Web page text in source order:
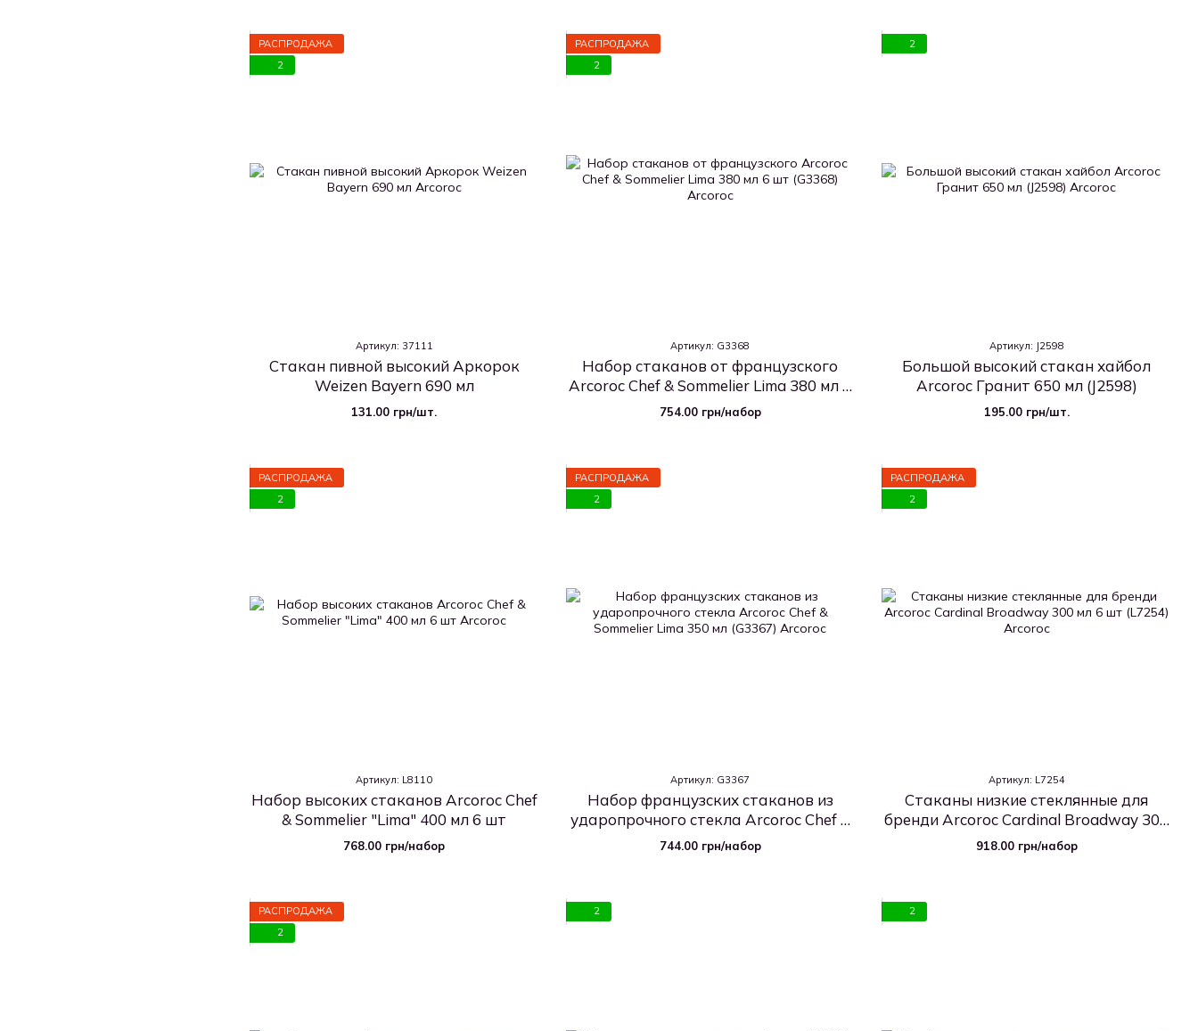
РАСПРОДАЖА
2
Артикул: 37111
Стакан пивной высокий Аркорок
Weizen Bayern 690 мл
131.00 грн/шт.
РАСПРОДАЖА
2
Артикул: G3368
Набор стаканов от французского
Arcoroc Chef & Sommelier Lima 380 мл 6
шт (G3368)
754.00 грн/набор
2
Артикул: J2598
Большой высокий стакан хайбол
Arcoroc Гранит 650 мл (J2598)
195.00 грн/шт.
РАСПРОДАЖА
2
Артикул: L8110
Набор высоких стаканов Arcoroc Chef
& Sommelier "Lima" 400 мл 6 шт
768.00 грн/набор
РАСПРОДАЖА
2
Артикул: G3367
Набор французских стаканов из
ударопрочного стекла Arcoroc Chef &
Sommelier Lima 350 мл (G3367)
744.00 грн/набор
РАСПРОДАЖА
2
Артикул: L7254
Стаканы низкие стеклянные для
бренди Arcoroc Cardinal Broadway 300
мл 6 шт (L7254)
918.00 грн/набор
РАСПРОДАЖА
2
2 2